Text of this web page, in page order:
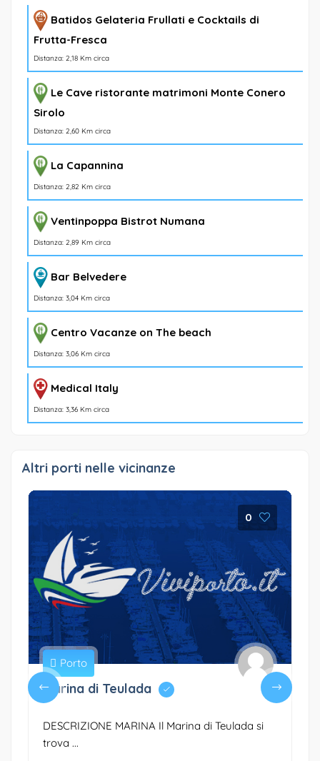
Batidos Gelateria Frullati e Cocktails di
Frutta-Fresca
Distanza: 2,18 Km circa
Le Cave ristorante matrimoni Monte Conero
Sirolo
Distanza: 2,60 Km circa
La Capannina
Distanza: 2,82 Km circa
Ventinpoppa Bistrot Numana
Distanza: 2,89 Km circa
Bar Belvedere
Distanza: 3,04 Km circa
Centro Vacanze on The beach
Distanza: 3,06 Km circa
Medical Italy
Distanza: 3,36 Km circa
Altri porti nelle vicinanze
0
Porto
Marina di Teulada
DESCRIZIONE MARINA Il Marina di Teulada si
trova ...